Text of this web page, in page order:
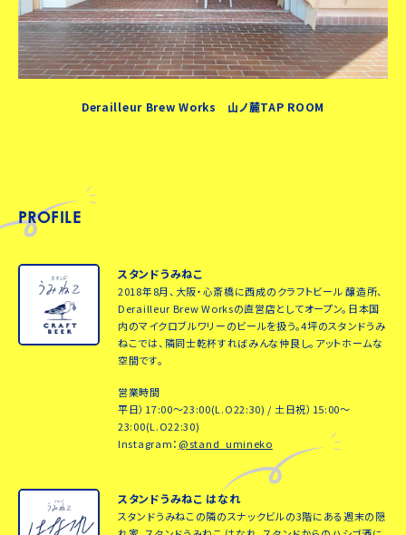
Derailleur Brew Works 山ノ麓TAP ROOM
PROFILE
スタンドうみねこ
2018年8月、大阪・心斎橋に西成のクラフトビール 醸造所、
Derailleur Brew Worksの直営店としてオープン。日本国
内のマイクロブルワリーのビールを扱う。4坪のスタンドうみ
ねこでは、隣同士乾杯すればみんな仲良し。アットホームな
空間です。
営業時間
平日）17:00～23:00(L.O22:30) / 土日祝）15:00～
23:00(L.O22:30)
Instagram： @stand_umineko
スタンドうみねこ はなれ
スタンドうみねこの隣のスナックビルの3階にある週末の隠